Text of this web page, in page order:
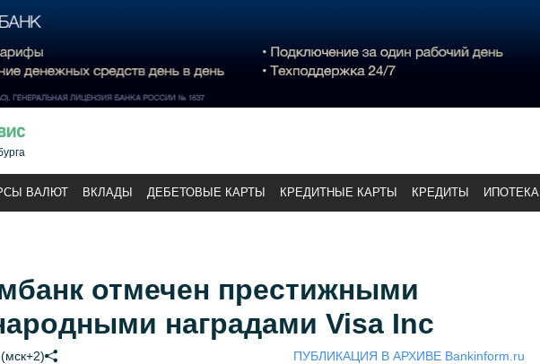
ВАЛЮТ ВКЛАДЫ ДЕБЕТОВЫЕ КАРТЫ КРЕДИТНЫЕ КАРТЫ КРЕДИТЫ ИПОТЕКА
отмечен престижными
наградами Visa Inc
ПУБЛИКАЦИЯ В АРХИВЕ Bankinform.ru